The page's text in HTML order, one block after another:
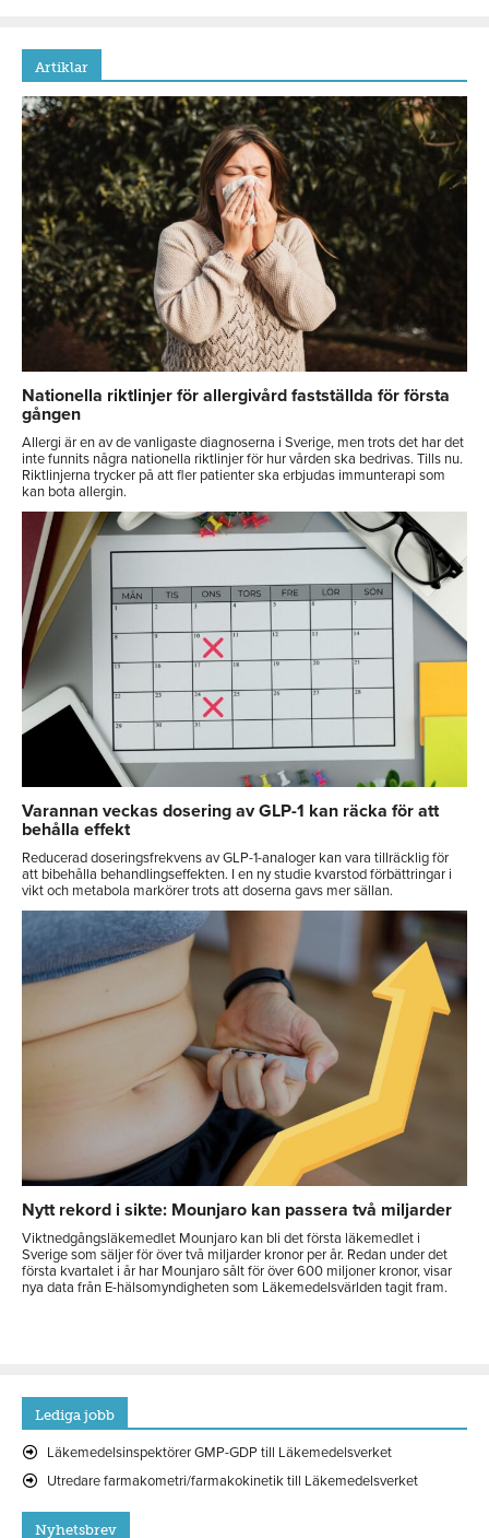
Artiklar
Nationella riktlinjer för allergivård fastställda för första
gången
Allergi är en av de vanligaste diagnoserna i Sverige, men trots det har det
inte funnits några nationella riktlinjer för hur vården ska bedrivas. Tills nu.
Riktlinjerna trycker på att fler patienter ska erbjudas immunterapi som
kan bota allergin.
Varannan veckas dosering av GLP-1 kan räcka för att
behålla effekt
Reducerad doseringsfrekvens av GLP-1-analoger kan vara tillräcklig för
att bibehålla behandlingseffekten. I en ny studie kvarstod förbättringar i
vikt och metabola markörer trots att doserna gavs mer sällan.
Nytt rekord i sikte: Mounjaro kan passera två miljarder
Viktnedgångsläkemedlet Mounjaro kan bli det första läkemedlet i
Sverige som säljer för över två miljarder kronor per år. Redan under det
första kvartalet i år har Mounjaro sålt för över 600 miljoner kronor, visar
nya data från E-hälsomyndigheten som Läkemedelsvärlden tagit fram.
Lediga jobb
Läkemedelsinspektörer GMP-GDP till Läkemedelsverket
Utredare farmakometri/farmakokinetik till Läkemedelsverket
Nyhetsbrev